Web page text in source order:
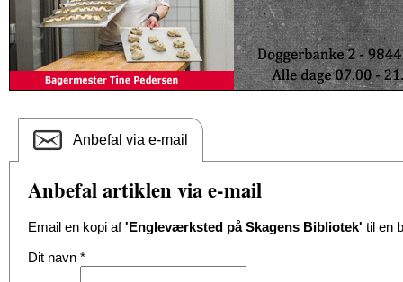
Anbefal via e-mail
Anbefal artiklen via e-mail
Email en kopi af'Engleværksted på Skagens Bibliotek' til en
Dit navn *